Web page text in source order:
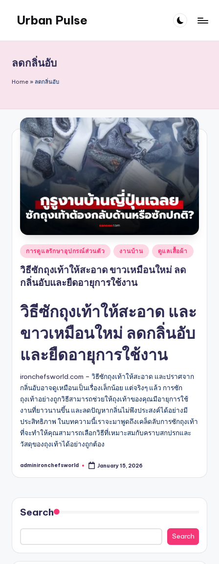
content
Urban Pulse
ลดกลิ่นอับ
Home » ลดกลิ่นอับ
Posted
in
การดูแลรักษาอุปกรณ์ส่วนตัว งานบ้าน ดูแลเสื้อผ้า
วิธีซักถุงเท้าให้สะอาด ขาวเหมือนใหม่ ลด
กลิ่นอับและยืดอายุการใช้งาน
วิธีซักถุงเท้าให้สะอาด และ
ขาวเหมือนใหม่ ลดกลิ่นอับ
และยืดอายุการใช้งาน
ironchefsworld.com – วิธีซักถุงเท้าให้สะอาด และปราศจาก
กลิ่นอับอาจดูเหมือนเป็นเรื่องเล็กน้อย แต่จริงๆ แล้ว การซัก
ถุงเท้าอย่างถูกวิธีสามารถช่วยให้ถุงเท้าของคุณมีอายุการใช้
งานที่ยาวนานขึ้น และลดปัญหากลิ่นไม่พึงประสงค์ได้อย่างมี
ประสิทธิภาพ ในบทความนี้เราจะมาพูดถึงเคล็ดลับการซักถุงเท้า
ที่จะทำให้คุณสามารถเลือกวิธีที่เหมาะสมกับคราบสกปรกและ
วัสดุของถุงเท้าได้อย่างถูกต้อง
Posted
adminironchefsworld January 15, 2026
Search
Search